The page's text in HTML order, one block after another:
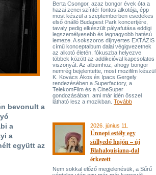
bevonult a
a
a
együtt az
Berta Csongor, azaz bongor évek óta a
hazai zenei színtér fontos alkotója, épp
most készül a szeptemberben esedékes
első önálló Budapest Park koncertjére,
tavaly pedig elkészült pályafutása eddigi
legszemélyesebb és legnagyobb hatású
lemeze. A sokszoros díjnyertes EXTÁZIS
című konceptalbum dalai végigvezetnek
az alkotó életén, fókuszba helyezve
többek között az addikcióval kapcsolatos
viszonyát. Az albumhoz, ahogy bongor
nemrég bejelentette, most mozifilm készül
K. Kovács Ákos és Ipacs Gergely
rendezésében a Superfactory, a
TelekomFilm és a CineSuper
gondozásában, ami már idén ősszel
látható lesz a mozikban. Tovább
2026. június 11.
Ünnepi estély egy
süllyedő hajón – új
Blahalouisiana-dal
érkezett
Nem sokkal előző megjelenésük, a Sűrű